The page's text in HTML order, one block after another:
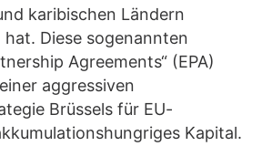
karibischen Ländern
hat. Diese sogenannten
Agreements“ (EPA)
aggressiven
Brüssels für EU-
Kapital.